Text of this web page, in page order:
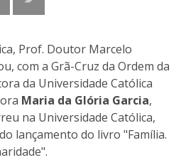
Prof. Doutor Marcelo
com a Grã-Cruz da Ordem da
da Universidade Católica
Maria da Glória Garcia,
na Universidade Católica,
lançamento do livro "Família.